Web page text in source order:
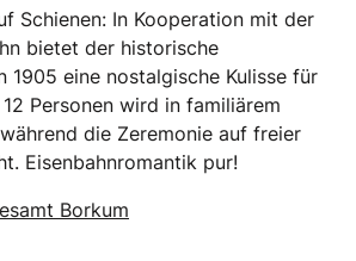
Schienen: In Kooperation mit der
bietet der historische
1905 eine nostalgische Kulisse für
Personen wird in familiärem
die Zeremonie auf freier
Eisenbahnromantik pur!
Borkum